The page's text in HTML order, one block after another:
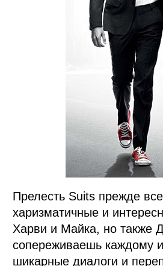
Прелесть Suits прежде
харизматичные и
Харви и Майка, но также
сопереживаешь каждому
шикарные диалоги и